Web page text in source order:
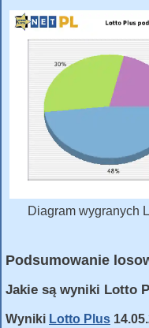
Diagram wygranych
Podsumowanie
Jakie są wyniki Lotto
Wyniki Lotto Plus